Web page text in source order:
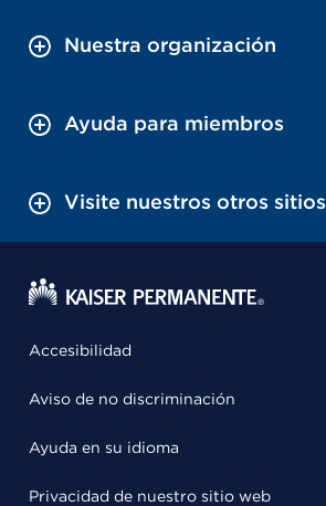
Nuestra organización
Ayuda para miembros
Visite nuestros otros sitios
Accesibilidad
Aviso de no discriminación
Ayuda en su idioma
Privacidad de nuestro sitio web